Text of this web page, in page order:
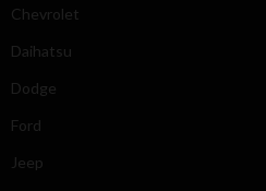
Chevrolet
Daihatsu
Dodge
Ford
Jeep